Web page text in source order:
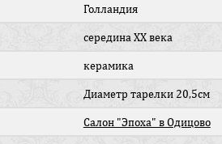
Голландия
середина ХХ века
керамика
Диаметр тарелки 20,5см
Салон "Эпоха" в Одицово